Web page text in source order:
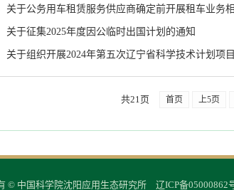
关于公务用车租赁服务供应商确定前开展租车业务
关于征集2025年度因公临时出国计划的通知
关于组织开展2024年第五次辽宁省科学技术计划项
共21页 首页 上5页
© 中国科学院沈阳应用生态研究所 辽ICP备05000862